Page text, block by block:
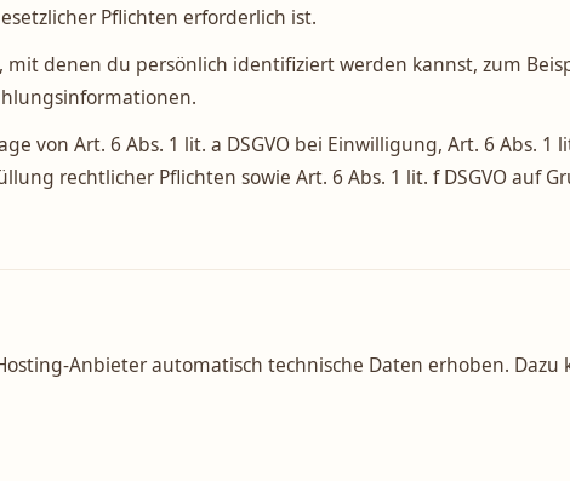
Pflichten erforderlich ist.
denen du persönlich identifiziert werden kannst, zum
von Art. 6 Abs. 1 lit. a DSGVO bei Einwilligung, Art. 6 Abs. 1
rechtlicher Pflichten sowie Art. 6 Abs. 1 lit. f DSGVO auf
Anbieter automatisch technische Daten erhoben. Dazu